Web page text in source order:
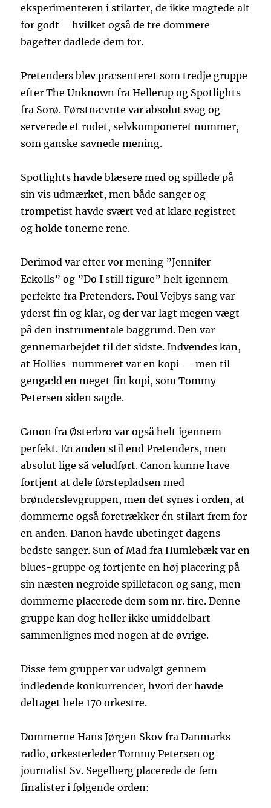
eksperimenteren i stilarter, de ikke magtede alt
for godt – hvilket også de tre dommere
bagefter dadlede dem for.
Pretenders blev præsenteret som tredje gruppe
efter The Unknown fra Hellerup og Spotlights
fra Sorø. Førstnævnte var absolut svag og
serverede et rodet, selvkomponeret nummer,
som ganske savnede mening.
Spotlights havde blæsere med og spillede på
sin vis udmærket, men både sanger og
trompetist havde svært ved at klare registret
og holde tonerne rene.
Derimod var efter vor mening ”Jennifer
Eckolls” og ”Do I still figure” helt igennem
perfekte fra Pretenders. Poul Vejbys sang var
yderst fin og klar, og der var lagt megen vægt
på den instrumentale baggrund. Den var
gennemarbejdet til det sidste. Indvendes kan,
at Hollies-nummeret var en kopi — men til
gengæld en meget fin kopi, som Tommy
Petersen siden sagde.
Canon fra Østerbro var også helt igennem
perfekt. En anden stil end Pretenders, men
absolut lige så veludført. Canon kunne have
fortjent at dele førstepladsen med
brønderslevgruppen, men det synes i orden, at
dommerne også foretrækker én stilart frem for
en anden. Danon havde ubetinget dagens
bedste sanger. Sun of Mad fra Humlebæk var en
blues-gruppe og fortjente en høj placering på
sin næsten negroide spillefacon og sang, men
dommerne placerede dem som nr. fire. Denne
gruppe kan dog heller ikke umiddelbart
sammenlignes med nogen af de øvrige.
Disse fem grupper var udvalgt gennem
indledende konkurrencer, hvori der havde
deltaget hele 170 orkestre.
Dommerne Hans Jørgen Skov fra Danmarks
radio, orkesterleder Tommy Petersen og
journalist Sv. Segelberg placerede de fem
finalister i følgende orden: